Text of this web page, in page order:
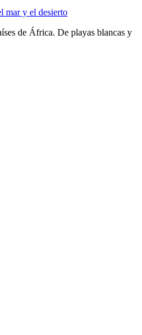
mar y el desierto
de África. De playas blancas y